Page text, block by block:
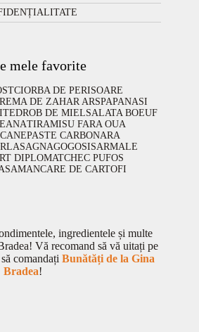
mele favorite
CIORBA DE PERISOARE
DE ZAHAR ARSPAPANASI
DROB DE MIELSALATA BOEUF
TIRAMISU FARA OUA
PASTE CARBONARA
LASAGNAGOGOSISARMALE
DIPLOMATCHEC PUFOS
MANCARE DE CARTOFI
ingredientele și multe
Vă recomand să vă uitați pe
comandați Bunătăți de la Gina
Bradea!